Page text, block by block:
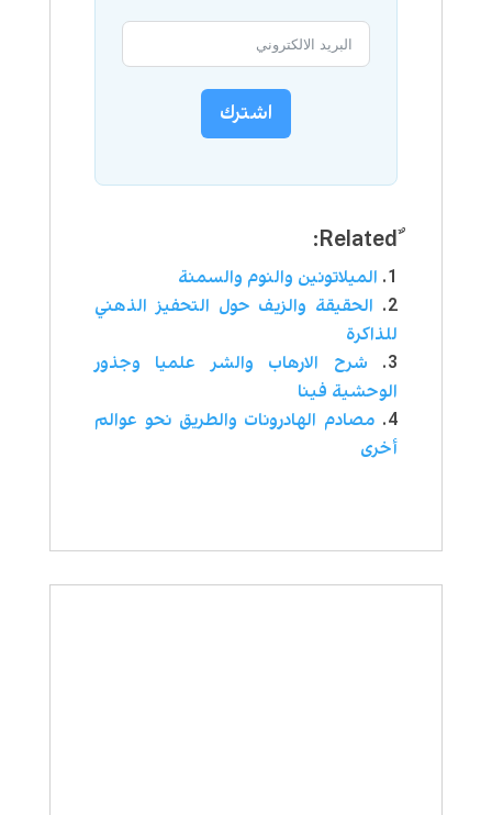
اشترك
ٌRelated:
الميلاتونين والنوم والسمنة
الحقيقة والزيف حول التحفيز الذهني
للذاكرة
شرح الارهاب والشر علميا وجذور
الوحشية فينا
مصادم الهادرونات والطريق نحو عوالم
أخرى